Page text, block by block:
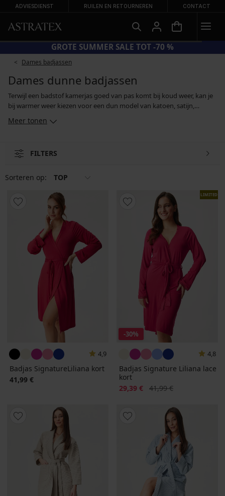
ADVIESDIENST RUILEN EN RETOURNEREN CONTACT
GROTE SUMMER SALE TOT -70 %
Dames badjassen
Dames dunne badjassen
Terwijl een badstof kamerjas goed van pas komt bij koud weer, kan je
bij warmer weer kiezen voor een dun model van katoen, satijn,
extra laag over een nachtjapon of pyjama. Maar als je voor een badjas
kimono-achtige badjas kan je ook gewoon de stad in. Vergeet je
Meer tonen
FILTERS
Sorteren op: TOP
4,9
Badjas SignatureLiliana kort
41,99 €
LIMITED
-30%
4,8
Badjas Signature Liliana lace
kort
Korting
29,39 € Oorspronkelijke prijs
41,99 €